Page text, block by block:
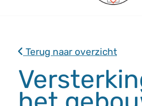
f
d
m
e
Terug naar overzicht